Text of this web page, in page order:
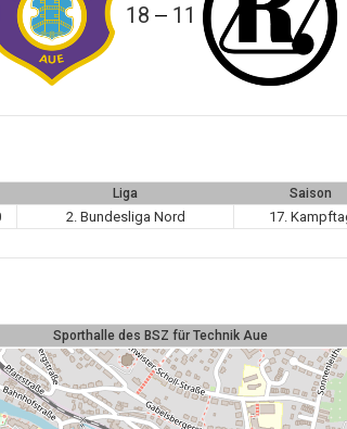
18 — 11
Liga Saison
2. Bundesliga Nord 17.
Sporthalle des BSZ für Technik Aue